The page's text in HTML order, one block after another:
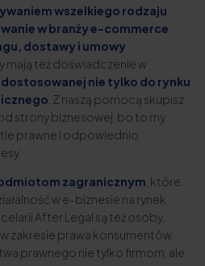
wszelkiego rodzaju
w branży e-commerce
dostawy i umowy
mają też doświadczenie w
nie tylko do rynku
. Z naszą pomocą skupisz
strony biznesowej, bo to my
prawne i odpowiednio
zagranicznym , które
w e-biznesie na rynek
After Legal są też osoby,
zakresie prawa konsumentów.
prawnego nie tylko firmom, ale